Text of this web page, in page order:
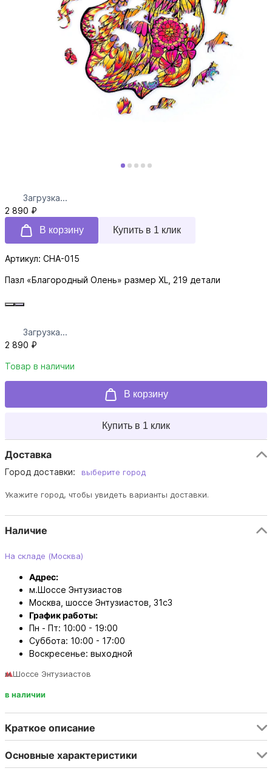
Загрузка...
2 890 ₽
В корзину
Купить в 1 клик
Артикул: CHA-015
Пазл «Благородный Олень» размер XL, 219 детали
Загрузка...
2 890 ₽
Товар в наличии
В корзину
Купить в 1 клик
Доставка
Город доставки: выберите город
Укажите город, чтобы увидеть варианты доставки.
Наличие
На складе (Москва)
Адрес:
м.Шоссе Энтузиастов
Москва, шоссе Энтузиастов, 31с3
График работы:
Пн - Пт: 10:00 - 19:00
Суббота: 10:00 - 17:00
Воскресенье: выходной
м.Шоссе Энтузиастов
в наличии
Краткое описание
Основные характеристики